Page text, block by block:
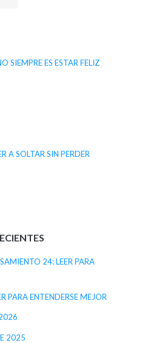
SIEMPRE ES ESTAR FELIZ
A SOLTAR SIN PERDER
24: LEER PARA
PARA ENTENDERSE MEJOR
2025